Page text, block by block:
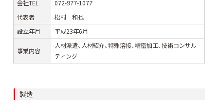
会社TEL
072-977-1077
代表者
松村 和也
設立年月
平成23年6月
事業内容
人材派遣、人材紹介、特殊溶接、精密加工、技術コンサル
ティング
製造